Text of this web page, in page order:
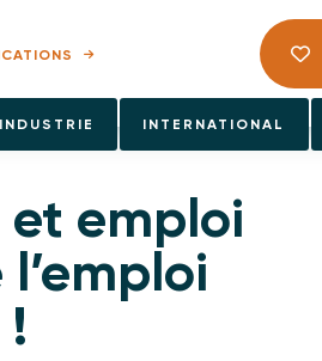
INDUSTRIE INTERNATIONAL
emploi